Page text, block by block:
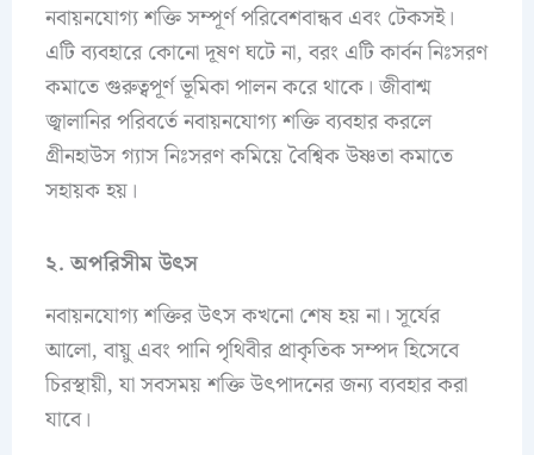
নবায়নযোগ্য শক্তি সম্পূর্ণ পরিবেশবান্ধব এবং টেকসই।
এটি ব্যবহারে কোনো দূষণ ঘটে না, বরং এটি কার্বন নিঃসরণ
কমাতে গুরুত্বপূর্ণ ভূমিকা পালন করে থাকে। জীবাশ্ম
জ্বালানির পরিবর্তে নবায়নযোগ্য শক্তি ব্যবহার করলে
গ্রীনহাউস গ্যাস নিঃসরণ কমিয়ে বৈশ্বিক উষ্ণতা কমাতে
সহায়ক হয়।
২. অপরিসীম উৎস
নবায়নযোগ্য শক্তির উৎস কখনো শেষ হয় না। সূর্যের
আলো, বায়ু এবং পানি পৃথিবীর প্রাকৃতিক সম্পদ হিসেবে
চিরস্থায়ী, যা সবসময় শক্তি উৎপাদনের জন্য ব্যবহার করা
যাবে।